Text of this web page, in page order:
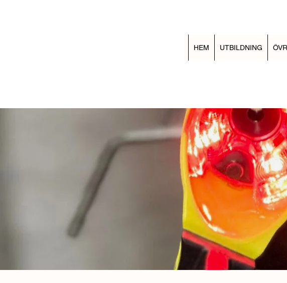
HEM UTBILDNING